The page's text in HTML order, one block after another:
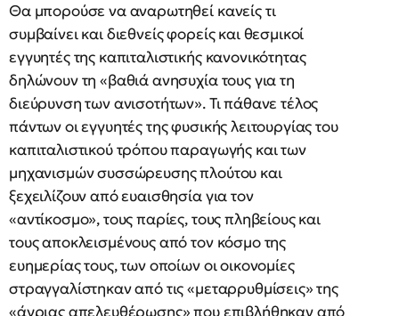
Θα μπορούσε να αναρωτηθεί κανείς τι
συμβαίνει και διεθνείς φορείς και θεσμικοί
εγγυητές της καπιταλιστικής κανονικότητας
δηλώνουν τη «βαθιά ανησυχία τους για τη
διεύρυνση των ανισοτήτων». Τι πάθανε τέλος
πάντων οι εγγυητές της φυσικής λειτουργίας του
καπιταλιστικού τρόπου παραγωγής και των
μηχανισμών συσσώρευσης πλούτου και
ξεχειλίζουν από ευαισθησία για τον
«αντίκοσμο», τους παρίες, τους πληβείους και
τους αποκλεισμένους από τον κόσμο της
ευημερίας τους, των οποίων οι οικονομίες
στραγγαλίστηκαν από τις «μεταρρυθμίσεις» της
«άγριας απελευθέρωσης» που επιβλήθηκαν από